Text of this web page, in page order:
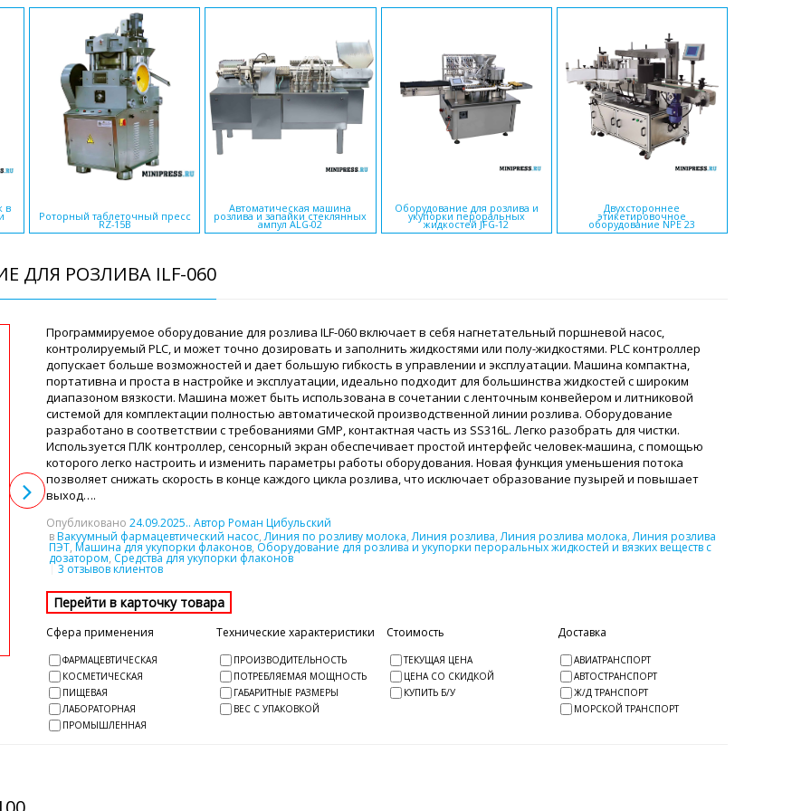
в
Роторный таблеточный пресс
RZ-15B
Автоматическая машина
розлива и запайки стеклянных
ампул ALG-02
Оборудование для розлива и
укупорки пероральных
жидкостей JFG-12
Двухстороннее
этикетировочное
оборудование NPE 23
ДЛЯ РОЗЛИВА ILF-060
Программируемое оборудование для розлива ILF-060 включает в себя нагнетательный поршневой насос,
контролируемый PLC, и может точно дозировать и заполнить жидкостями или полу-жидкостями. PLC контроллер
допускает больше возможностей и дает большую гибкость в управлении и эксплуатации. Машина компактна,
портативна и проста в настройке и эксплуатации, идеально подходит для большинства жидкостей с широким
диапазоном вязкости. Машина может быть использована в сочетании с ленточным конвейером и литниковой
системой для комплектации полностью автоматической производственной линии розлива. Оборудование
разработано в соответствии с требованиями GMP, контактная часть из SS316L. Легко разобрать для чистки.
Используется ПЛК контроллер, сенсорный экран обеспечивает простой интерфейс человек-машина, с помощью
которого легко настроить и изменить параметры работы оборудования. Новая функция уменьшения потока
позволяет снижать скорость в конце каждого цикла розлива, что исключает образование пузырей и повышает
выход….
Опубликовано 24.09.2025.. Автор Роман Цибульский
вВакуумный фармацевтический насос,Линия по розливу молока,Линия розлива,Линия розлива молока,Линия розлива
ПЭТ, Машина для укупорки флаконов, Оборудование для розлива и укупорки пероральных жидкостей и вязких веществ с
дозатором, Средства для укупорки флаконов
3 отзывов клиентов
Сфера применения
ФАРМАЦЕВТИЧЕСКАЯ
КОСМЕТИЧЕСКАЯ
ПИЩЕВАЯ
ЛАБОРАТОРНАЯ
ПРОМЫШЛЕННАЯ
Технические характеристики
ПРОИЗВОДИТЕЛЬНОСТЬ
ПОТРЕБЛЯЕМАЯ МОЩНОСТЬ
ГАБАРИТНЫЕ РАЗМЕРЫ
ВЕС С УПАКОВКОЙ
Стоимость
ТЕКУЩАЯ ЦЕНА
ЦЕНА СО СКИДКОЙ
КУПИТЬ Б/У
Доставка
АВИАТРАНСПОРТ
АВТОСТРАНСПОРТ
Ж/Д ТРАНСПОРТ
МОРСКОЙ ТРАНСПОРТ